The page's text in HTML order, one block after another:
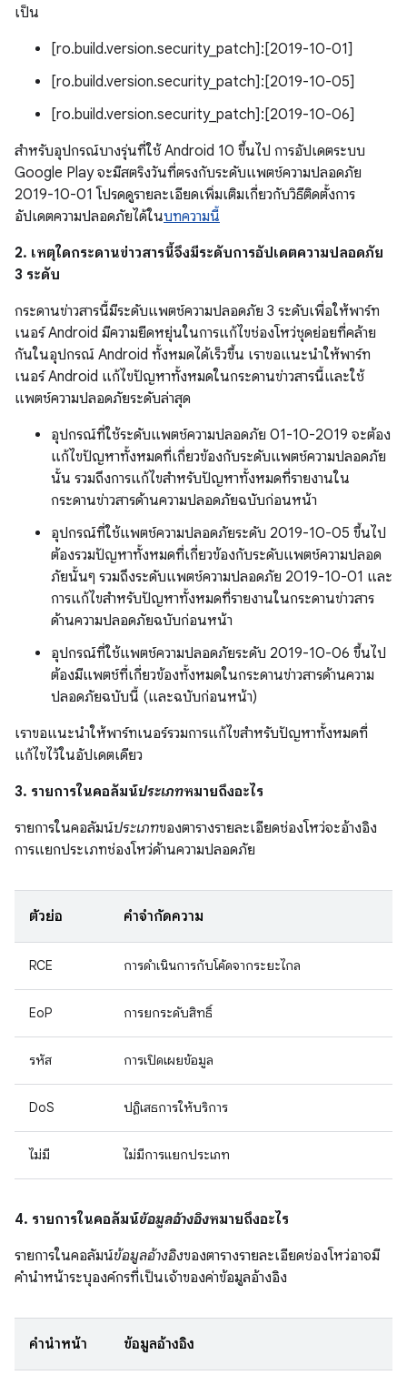
เป็น
[ro.build.version.security_patch]:[2019-10-01]
[ro.build.version.security_patch]:[2019-10-05]
[ro.build.version.security_patch]:[2019-10-06]
สำหรับอุปกรณ์บางรุ่นที่ใช้ Android 10 ขึ้นไป การอัปเดตระบบ
Google Play จะมีสตริงวันที่ตรงกับระดับแพตช์ความปลอดภัย
2019-10-01 โปรดดูรายละเอียดเพิ่มเติมเกี่ยวกับวิธีติดตั้งการ
อัปเดตความปลอดภัยได้ในบทความนี้
2. เหตุใดกระดานข่าวสารนี้จึงมีระดับการอัปเดตความปลอดภัย
3 ระดับ
กระดานข่าวสารนี้มีระดับแพตช์ความปลอดภัย 3 ระดับเพื่อให้พาร์ท
เนอร์ Android มีความยืดหยุ่นในการแก้ไขช่องโหว่ชุดย่อยที่คล้าย
กันในอุปกรณ์ Android ทั้งหมดได้เร็วขึ้น เราขอแนะนำให้พาร์ท
เนอร์ Android แก้ไขปัญหาทั้งหมดในกระดานข่าวสารนี้และใช้
แพตช์ความปลอดภัยระดับล่าสุด
อุปกรณ์ที่ใช้ระดับแพตช์ความปลอดภัย 01-10-2019 จะต้อง
แก้ไขปัญหาทั้งหมดที่เกี่ยวข้องกับระดับแพตช์ความปลอดภัย
นั้น รวมถึงการแก้ไขสำหรับปัญหาทั้งหมดที่รายงานใน
กระดานข่าวสารด้านความปลอดภัยฉบับก่อนหน้า
อุปกรณ์ที่ใช้แพตช์ความปลอดภัยระดับ 2019-10-05 ขึ้นไป
ต้องรวมปัญหาทั้งหมดที่เกี่ยวข้องกับระดับแพตช์ความปลอด
ภัยนั้นๆ รวมถึงระดับแพตช์ความปลอดภัย 2019-10-01 และ
การแก้ไขสำหรับปัญหาทั้งหมดที่รายงานในกระดานข่าวสาร
ด้านความปลอดภัยฉบับก่อนหน้า
อุปกรณ์ที่ใช้แพตช์ความปลอดภัยระดับ 2019-10-06 ขึ้นไป
ต้องมีแพตช์ที่เกี่ยวข้องทั้งหมดในกระดานข่าวสารด้านความ
ปลอดภัยฉบับนี้ (และฉบับก่อนหน้า)
เราขอแนะนำให้พาร์ทเนอร์รวมการแก้ไขสำหรับปัญหาทั้งหมดที่
แก้ไขไว้ในอัปเดตเดียว
3. รายการในคอลัมน์ประเภทหมายถึงอะไร
รายการในคอลัมน์ประเภทของตารางรายละเอียดช่องโหว่จะอ้างอิง
การแยกประเภทช่องโหว่ด้านความปลอดภัย
ตัวย่อ คำจำกัดความ
RCE การดำเนินการกับโค้ดจากระยะไกล
EoP การยกระดับสิทธิ์
รหัส การเปิดเผยข้อมูล
DoS ปฏิเสธการให้บริการ
ไม่มี ไม่มีการแยกประเภท
4. รายการในคอลัมน์ข้อมูลอ้างอิงหมายถึงอะไร
รายการในคอลัมน์ข้อมูลอ้างอิงของตารางรายละเอียดช่องโหว่อาจมี
คำนำหน้าระบุองค์กรที่เป็นเจ้าของค่าข้อมูลอ้างอิง
คำนำหน้า ข้อมูลอ้างอิง